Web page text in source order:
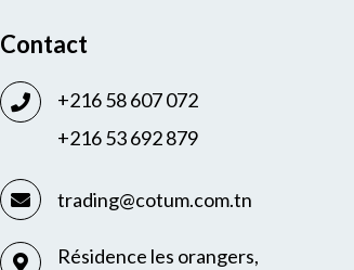
Contact
+216 58 607 072
+216 53 692 879
trading@cotum.com.tn
Résidence les orangers,